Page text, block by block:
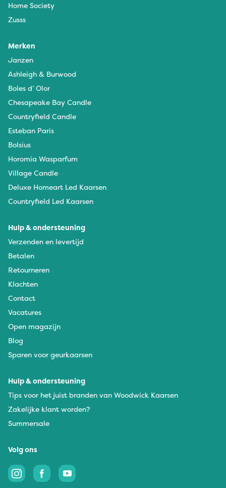
Home Society
Zusss
Merken
Janzen
Ashleigh & Burwood
Boles d’ Olor
Chesapeake Bay Candle
Countryfield Candle
Esteban Paris
Bolsius
Horomia Wasparfum
Village Candle
Deluxe Homeart Led Kaarsen
Countryfield Led Kaarsen
Hulp & ondersteuning
Verzenden en levertijd
Betalen
Retourneren
Klachten
Contact
Vacatures
Open magazijn
Blog
Sparen voor geurkaarsen
Hulp & ondersteuning
Tips voor het juist branden van Woodwick Kaarsen
Zakelijke klant worden?
Summersale
Volg ons